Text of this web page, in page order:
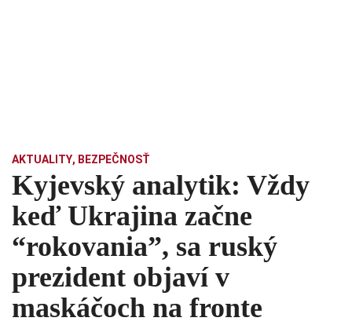
AKTUALITY, BEZPEČNOSŤ
Kyjevský analytik: Vždy
keď Ukrajina začne
“rokovania”, sa ruský
prezident objaví v
maskáčoch na fronte